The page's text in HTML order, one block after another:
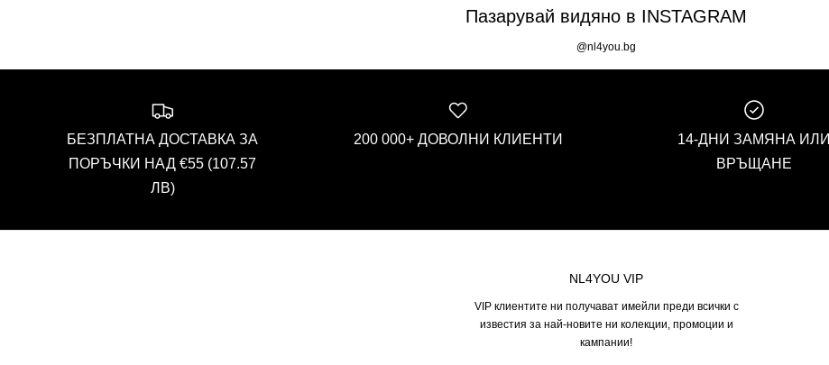
Пазарувай видяно в INSTAGRAM
@nl4you.bg
БЕЗПЛАТНА ДОСТАВКА ЗА
ПОРЪЧКИ НАД €55 (107.57
ЛВ)
200 000+ ДОВОЛНИ КЛИЕНТИ
14-ДНИ ЗАМЯНА ИЛИ
ВРЪЩАНЕ
NL4YOU VIP
VIP клиентите ни получават имейли преди всички с
известия за най-новите ни колекции, промоции и
кампании!